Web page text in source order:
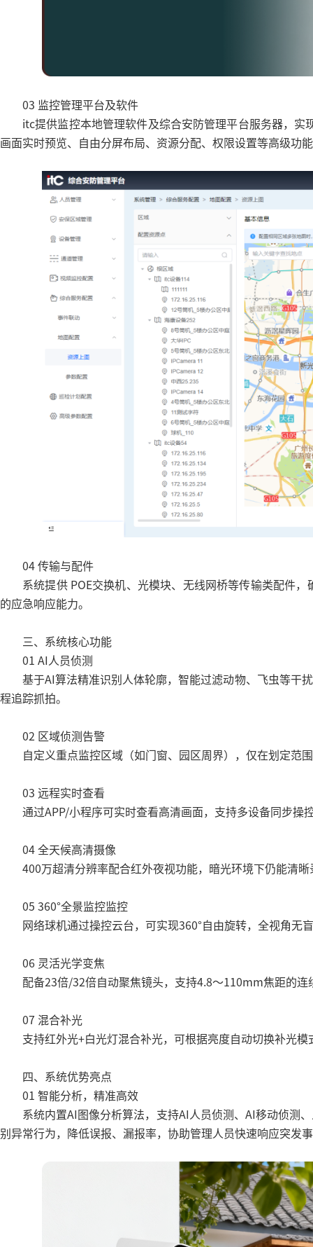
03 监控管理平台及软件
itc提供监控本地管理软件及综合安防管理平台服务器，
画面实时预览、自由分屏布局、资源分配、权限设置等高级功
04 传输与配件
系统提供 POE交换机、光模块、无线网桥等传输类配件
的应急响应能力。
三、系统核心功能
01 AI人员侦测
基于AI算法精准识别人体轮廓，智能过滤动物、飞虫等干
程追踪抓拍。
02 区域侦测告警
自定义重点监控区域（如门窗、园区周界），仅在划定范
03 远程实时查看
通过APP/小程序可实时查看高清画面，支持多设备同步
04 全天候高清摄像
400万超清分辨率配合红外夜视功能，暗光环境下仍能清
05 360°全景监控监控
网络球机通过操控云台，可实现360°自由旋转，全视角
06 灵活光学变焦
配备23倍/32倍自动聚焦镜头，支持4.8～110mm焦距的连
07 混合补光
支持红外光+白光灯混合补光，可根据亮度自动切换补光模
四、系统优势亮点
01 智能分析，精准高效
系统内置AI图像分析算法，支持AI人员侦测、AI移动侦测
别异常行为，降低误报、漏报率，协助管理人员快速响应突发